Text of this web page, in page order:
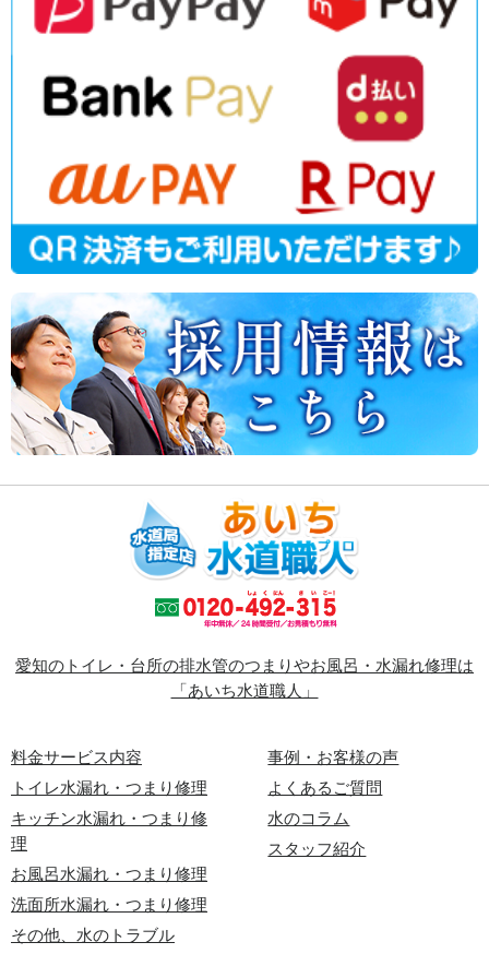
愛知のトイレ・台所の排水管のつまりやお風呂・水漏れ修理は
「あいち水道職人」
料金サービス内容
トイレ水漏れ・つまり修理
キッチン水漏れ・つまり修
理
お風呂水漏れ・つまり修理
洗面所水漏れ・つまり修理
その他、水のトラブル
事例・お客様の声
よくあるご質問
水のコラム
スタッフ紹介